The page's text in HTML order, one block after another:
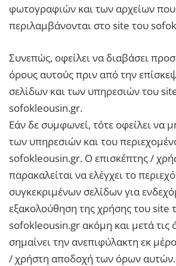
φωτογραφιών και των αρχείων που
περιλαμβάνονται στο site του
Συνεπώς, οφείλει να διαβάσει
όρους αυτούς πριν από την
σελίδων και των υπηρεσιών του
sofokleousin.gr.
Εάν δε συμφωνεί, τότε οφείλει να
των υπηρεσιών και του
sofokleousin.gr. Ο επισκέπτης /
παρακαλείται να ελέγχει το
συγκεκριμένων σελίδων για
εξακολούθηση της χρήσης του site
sofokleousin.gr ακόμη και μετά τις
σημαίνει την ανεπιφύλακτη εκ
/ χρήστη αποδοχή των όρων αυτών.